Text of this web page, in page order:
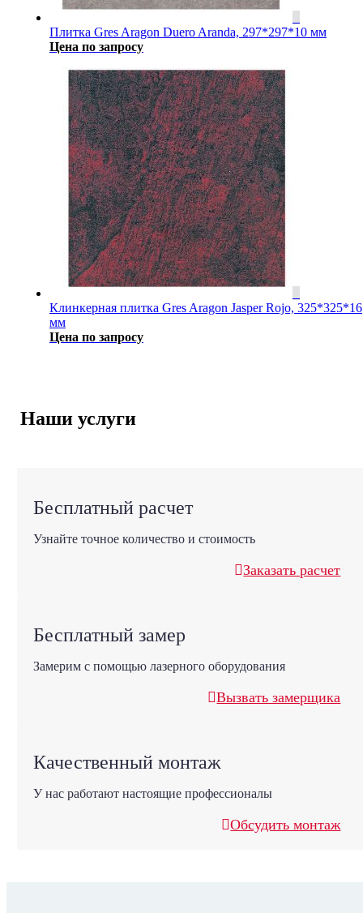
Плитка Gres Aragon Duero Aranda, 297*297*10 мм
Цена по запросу
Клинкерная плитка Gres Aragon Jasper Rojo, 325*325*16
мм
Цена по запросу
Наши услуги
Бесплатный расчет
Узнайте точное количество и стоимость
Заказать расчет
Бесплатный замер
Замерим с помощью лазерного оборудования
Вызвать замерщика
Качественный монтаж
У нас работают настоящие профессионалы
Обсудить монтаж